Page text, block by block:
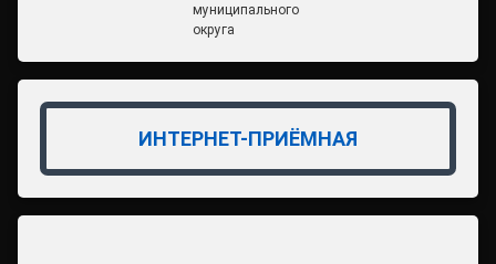
муниципального
округа
ИНТЕРНЕТ-ПРИЁМНАЯ